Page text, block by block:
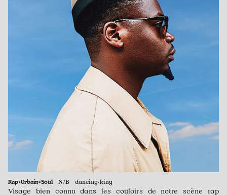
Rap•Urbain•Soul N/B dancing·king
Visage bien connu dans les couloirs de notre scène rap